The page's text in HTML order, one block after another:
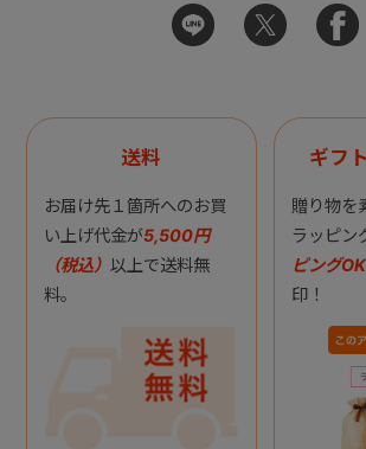
送料
お届け先１箇所へのお買
い上げ代金が5,500円
（税込） 以上で送料無
料。
ギフ
贈り物を
ラッピン
ピングOK
印！